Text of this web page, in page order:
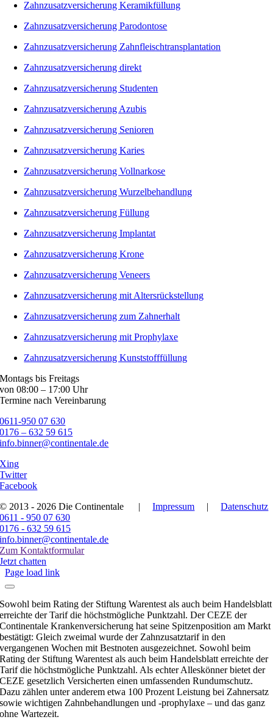
Zahnzusatzversicherung Keramikfüllung
Zahnzusatzversicherung Parodontose
Zahnzusatzversicherung Zahnfleischtransplantation
Zahnzusatzversicherung direkt
Zahnzusatzversicherung Studenten
Zahnzusatzversicherung Azubis
Zahnzusatzversicherung Senioren
Zahnzusatzversicherung Karies
Zahnzusatzversicherung Vollnarkose
Zahnzusatzversicherung Wurzelbehandlung
Zahnzusatzversicherung Füllung
Zahnzusatzversicherung Implantat
Zahnzusatzversicherung Krone
Zahnzusatzversicherung Veneers
Zahnzusatzversicherung mit Altersrückstellung
Zahnzusatzversicherung zum Zahnerhalt
Zahnzusatzversicherung mit Prophylaxe
Zahnzusatzversicherung Kunststofffüllung
Montags bis Freitags
von 08:00 – 17:00 Uhr
Termine nach Vereinbarung
0611-950 07 630
0176 – 632 59 615
info.binner@continentale.de
Xing
Twitter
Facebook
© 2013 - 2026 Die Continentale
| Impressum |
Datenschutz
0611 - 950 07 630
0176 - 632 59 615
info.binner@continentale.de
Zum Kontaktformular
Jetzt chatten
Page load link
Sowohl beim Rating der Stiftung Warentest als auch beim Handelsblatt
erreichte der Tarif die höchstmögliche Punktzahl. Der CEZE der
Continentale Krankenversicherung hat seine Spitzenposition am Markt
bestätigt: Gleich zweimal wurde der Zahnzusatztarif in den
vergangenen Wochen mit Bestnoten ausgezeichnet. Sowohl beim
Rating der Stiftung Warentest als auch beim Handelsblatt erreichte der
Tarif die höchstmögliche Punktzahl. Als echter Alleskönner bietet der
CEZE gesetzlich Versicherten einen umfassenden Rundumschutz.
Dazu zählen unter anderem etwa 100 Prozent Leistung bei Zahnersatz
sowie wichtigen Zahnbehandlungen und -prophylaxe – und das ganz
ohne Wartezeit.